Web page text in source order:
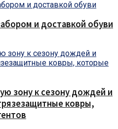
и доставкой обуви
зону к сезону дождей и
ковры,